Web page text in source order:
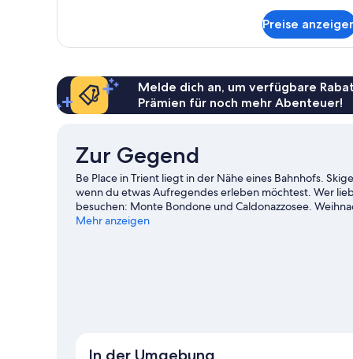
Double
Preise
Melde dich an, um verfügbare
Prämien für noch mehr Abenteuer!
Zur Gegend
Be Place in Trient liegt in der Nähe eines Bahnhofs.
wenn du etwas Aufregendes erleben möchtest. Wer
besuchen: Monte Bondone und Caldonazzosee.
weitere empfehlenswerte Orte für einen Abstecher.
Mehr anzeigen
In der Umgebung